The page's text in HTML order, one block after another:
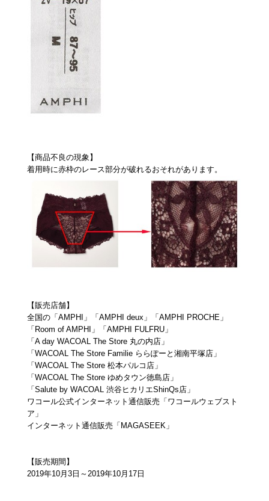
【商品不良の現象】
着用時に赤枠のレース部分が破れるおそれがあります。
【販売店舗】
全国の「AMPHI」「AMPHI deux」「AMPHI PROCHE」
「Room of AMPHI」「AMPHI FULFRU」
「A day WACOAL The Store 丸の内店」
「WACOAL The Store Familie ららぽーと湘南平塚店」
「WACOAL The Store 松本パルコ店」
「WACOAL The Store ゆめタウン徳島店」
「Salute by WACOAL 渋谷ヒカリエShinQs店」
ワコール公式インターネット通信販売「ワコールウェブスト
ア」
インターネット通信販売「MAGASEEK」
【販売期間】
2019年10月3日～2019年10月17日